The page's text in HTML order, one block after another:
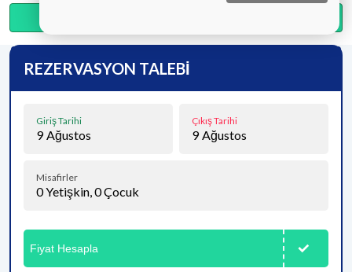
REZERVASYON TALEBİ
Giriş Tarihi
9 Ağustos
Çıkış Tarihi
9 Ağustos
Misafirler
0Yetişkin,0Çocuk
Fiyat Hesapla